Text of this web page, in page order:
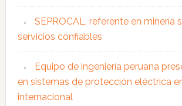
SEPROCAL, referente en minería
servicios confiables
Equipo de ingeniería peruana
en sistemas de protección eléctrica
internacional